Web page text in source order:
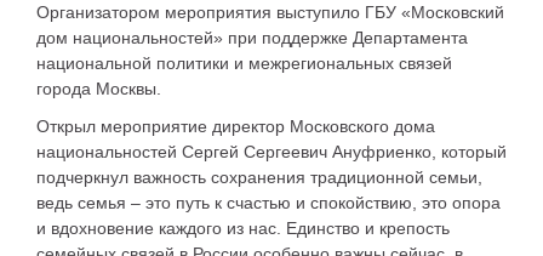
Организатором мероприятия выступило ГБУ «Московский
дом национальностей» при поддержке Департамента
национальной политики и межрегиональных связей
города Москвы.
Открыл мероприятие директор Московского дома
национальностей Сергей Сергеевич Ануфриенко, который
подчеркнул важность сохранения традиционной семьи,
ведь семья – это путь к счастью и спокойствию, это опора
и вдохновение каждого из нас. Единство и крепость